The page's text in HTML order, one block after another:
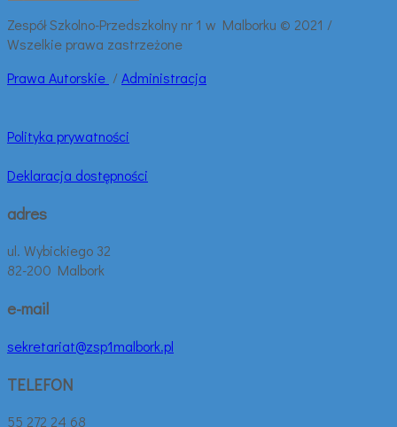
Zespół Szkolno-Przedszkolny nr 1 w Malborku © 2021 /
Wszelkie prawa zastrzeżone
Prawa Autorskie /Administracja
Polityka prywatności
Deklaracja dostępności
adres
ul. Wybickiego 32
82-200 Malbork
e-mail
sekretariat@zsp1malbork.pl
TELEFON
55 272 24 68